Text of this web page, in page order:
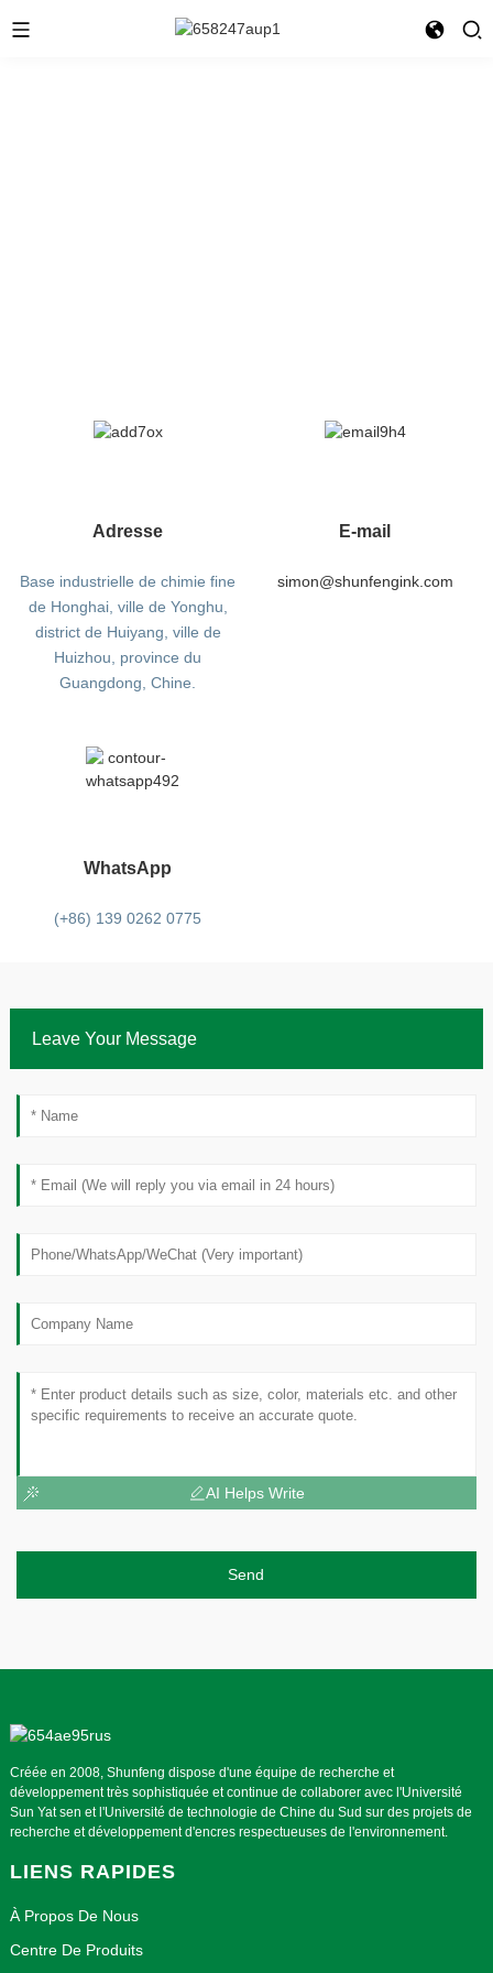
Adresse
Base industrielle de chimie fine
de Honghai, ville de Yonghu,
district de Huiyang, ville de
Huizhou, province du
Guangdong, Chine.
E-mail
simon@shunfengink.com
WhatsApp
(+86) 139 0262 0775
Leave Your Message
AI Helps Write
Send
Créée en 2008, Shunfeng dispose d'une équipe de recherche et
développement très sophistiquée et continue de collaborer avec l'Université
Sun Yat sen et l'Université de technologie de Chine du Sud sur des projets de
recherche et développement d'encres respectueuses de l'environnement.
LIENS RAPIDES
À Propos De Nous
Centre De Produits